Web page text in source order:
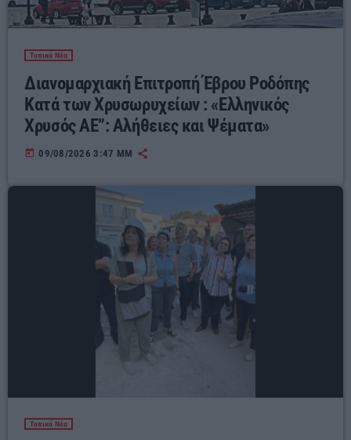
Τοπικά Νέα
Διανομαρχιακή Επιτροπή Έβρου Ροδόπης
Κατά των Χρυσωρυχείων : «Ελληνικός
Χρυσός ΑΕ”: Αλήθειες και Ψέματα»
today 09/08/2026 3:47 ΜΜ
Τοπικά Νέα